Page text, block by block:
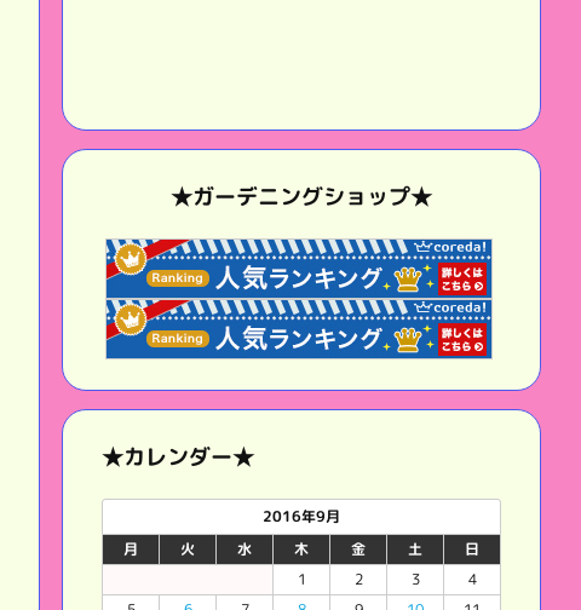
★ガーデニングショップ★
★カレンダー★
2016年9月
月
火 水 木 金 土
日
1
2 3
4